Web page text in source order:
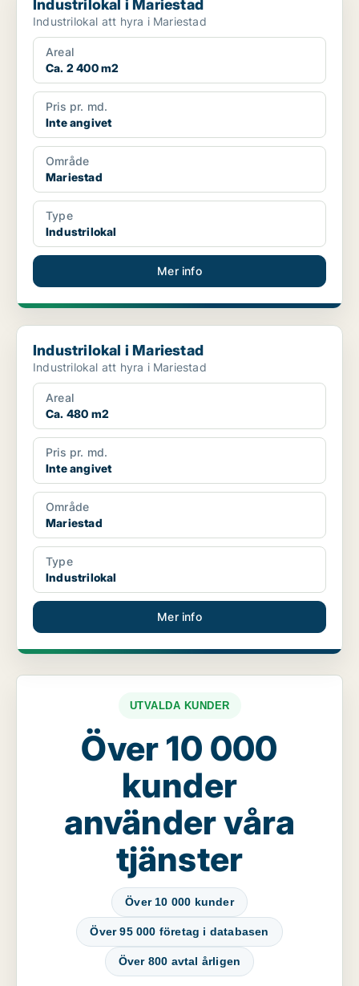
Industrilokal i Mariestad
Industrilokal att hyra i Mariestad
Areal
Ca. 2 400 m2
Pris pr. md.
Inte angivet
Område
Mariestad
Type
Industrilokal
Mer info
Industrilokal i Mariestad
Industrilokal i Mariestad
Industrilokal att hyra i Mariestad
Areal
Ca. 480 m2
Pris pr. md.
Inte angivet
Område
Mariestad
Type
Industrilokal
Mer info
UTVALDA KUNDER
Över 10 000
kunder
använder våra
tjänster
Över 10 000 kunder
Över 95 000 företag i databasen
Över 800 avtal årligen